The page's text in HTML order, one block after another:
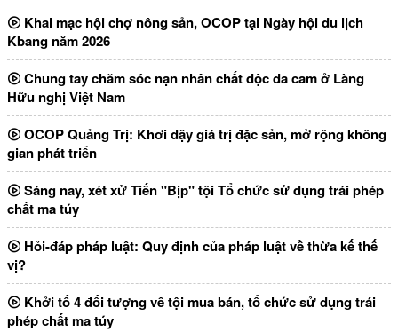
Khai mạc hội chợ nông sản, OCOP tại Ngày hội du lịch
Kbang năm 2026
Chung tay chăm sóc nạn nhân chất độc da cam ở Làng
Hữu nghị Việt Nam
OCOP Quảng Trị: Khơi dậy giá trị đặc sản, mở rộng không
gian phát triển
Sáng nay, xét xử Tiến "Bịp" tội Tổ chức sử dụng trái phép
chất ma túy
Hỏi-đáp pháp luật: Quy định của pháp luật về thừa kế thế
vị?
Khởi tố 4 đối tượng về tội mua bán, tổ chức sử dụng trái
phép chất ma túy